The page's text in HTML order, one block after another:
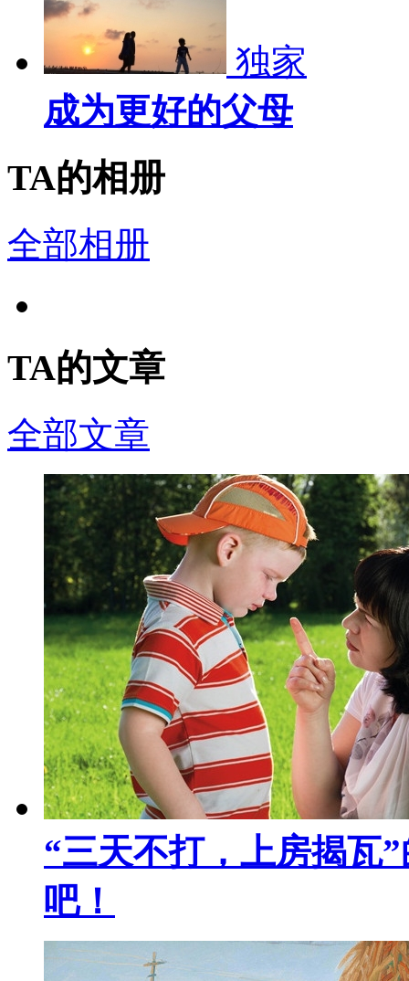
独家
成为更好的父母
TA的相册
全部相册
TA的文章
全部文章
“三天不打，上房揭瓦
吧！